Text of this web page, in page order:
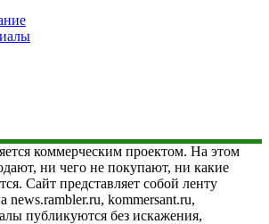
коммерческим проектом. На этом
ни чего не покупают, ни какие
Сайт представляет собой ленту
news.rambler.ru, kommersant.ru,
публикуются без искажения,